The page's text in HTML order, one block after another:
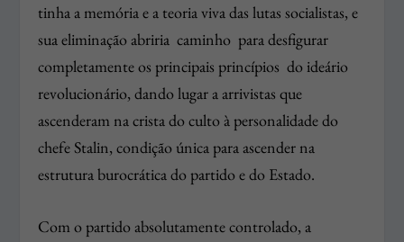
tinha a memória e a teoria viva das lutas socialistas, e
sua eliminação abriria caminho para desfigurar
completamente os principais princípios do ideário
revolucionário, dando lugar a arrivistas que
ascenderam na crista do culto à personalidade do
chefe Stalin, condição única para ascender na
estrutura burocrática do partido e do Estado.
Com o partido absolutamente controlado, a